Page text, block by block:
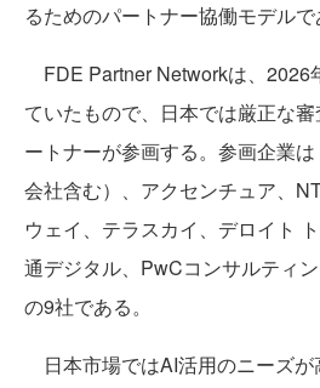
るためのパートナー協働モデルで
FDE Partner Networkは、2026
ていたもので、日本では厳正な
ートナーが参画する。参画企業
会社含む）、アクセンチュア、
ウェイ、テラスカイ、デロイト
通デジタル、PwCコンサルティ
の9社である。
日本市場ではAI活用のニーズが